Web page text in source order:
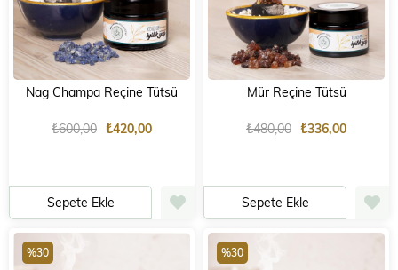
Nag Champa Reçine Tütsü
₺420,00
₺600,00
Sepete Ekle
Mür Reçine Tütsü
₺336,00
₺480,00
Sepete Ekle
%30 %30